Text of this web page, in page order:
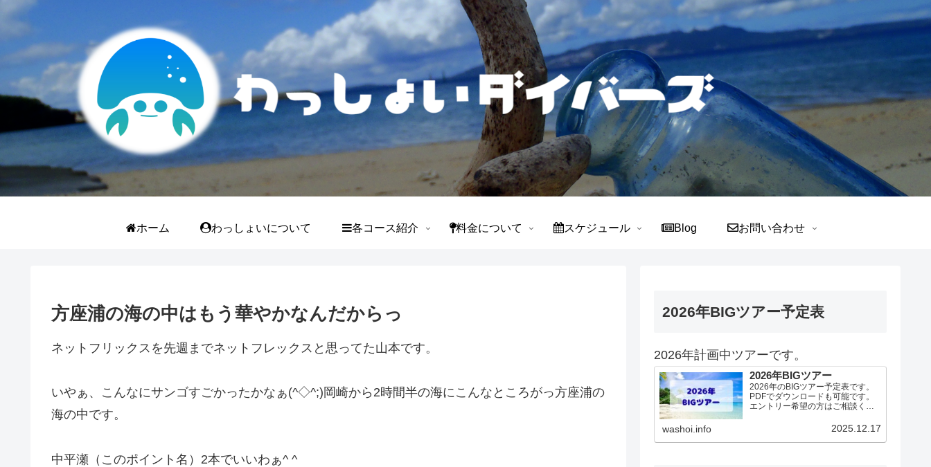
ホーム わっしょいについて 各コース紹介 料金について スケジュール Blog お問い合わせ
方座浦の海の中はもう華やかなんだからっ
ネットフリックスを先週までネットフレックスと思ってた山本です。
いやぁ、こんなにサンゴすごかったかなぁ(^◇^;)岡崎から2時間半の海にこんなところがっ方座浦の
海の中です。
中平瀬（このポイント名）2本でいいわぁ^ ^
2026年BIGツアー予定表
2026年計画中ツアーです。
2026年BIGツアー
2026年のBIGツアー予定表です。
PDFでダウンロードも可能です。
エントリー希望の方はご相談くだ
より変動ありますので、ご確認く
新）ダウンロードPDFでアップロ
washoi.info 2025.12.17